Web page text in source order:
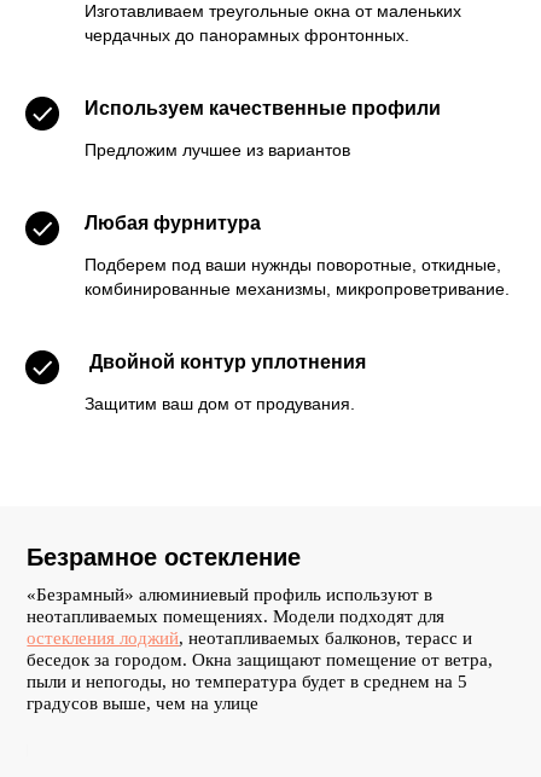
Изготавливаем треугольные окна от маленьких
чердачных до панорамных фронтонных.
Используем качественные профили
Предложим лучшее из вариантов
Любая фурнитура
Подберем под ваши нужнды поворотные, откидные,
комбинированные механизмы, микропроветривание.
Двойной контур уплотнения
Защитим ваш дом от продувания.
Безрамное остекление
«Безрамный» алюминиевый профиль используют в
неотапливаемых помещениях. Модели подходят для
остекления лоджий, неотапливаемых балконов, терасс и
беседок за городом. Окна защищают помещение от ветра,
пыли и непогоды, но температура будет в среднем на 5
градусов выше, чем на улице